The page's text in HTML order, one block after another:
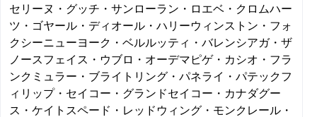
セリーヌ・グッチ・サンローラン・ロエベ・クロムハー
ツ・ゴヤール・ディオール・ハリーウィンストン・フォ
クシーニューヨーク・ベルルッティ・バレンシアガ・ザ
ノースフェイス・ウブロ・オーデマピゲ・カシオ・フラ
ンクミュラー・ブライトリング・パネライ・パテックフ
ィリップ・セイコー・グランドセイコー・カナダグー
ス・ケイトスペード・レッドウィング・モンクレール・